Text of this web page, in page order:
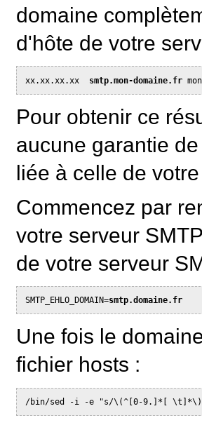
domaine
d'hôte de votre
xx.xx.xx.xx smtp.mon-domaine.fr
Pour obtenir ce
aucune garantie
liée à celle de
Commencez par
votre serveur
de votre serveur
SMTP_EHLO_DOMAIN=smtp.domaine.fr
Une fois le
fichier hosts :
/bin/sed -i -e "s/\(^[0-9.]*[